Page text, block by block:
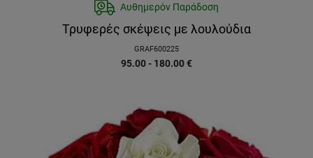
Αυθημερόν Παράδοση
Τρυφερές σκέψεις με λουλούδια
GRAF600225
95.00 - 180.00€